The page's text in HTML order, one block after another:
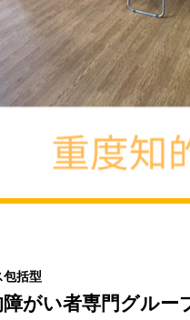
包括型
障がい者専門グルー